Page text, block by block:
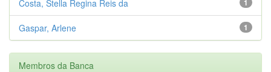
1
Costa, Stella Regina Reis da
1
Gaspar, Arlene
Membros da Banca